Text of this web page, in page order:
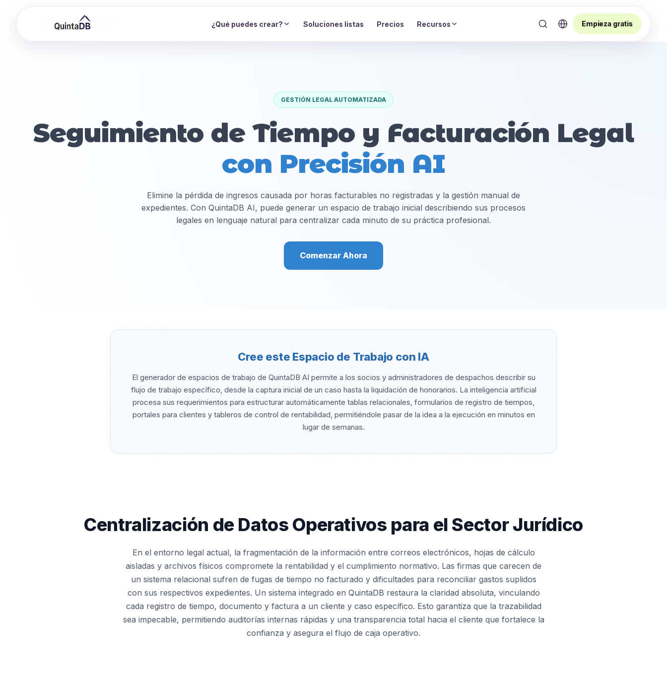
¿Qué puedes crear? Soluciones listas Precios Recursos Empieza gratis
GESTIÓN LEGAL AUTOMATIZADA
Seguimiento de Tiempo y Facturación Legal
con Precisión AI
Elimine la pérdida de ingresos causada por horas facturables no registradas y la gestión manual de
expedientes. Con QuintaDB AI, puede generar un espacio de trabajo inicial describiendo sus procesos
legales en lenguaje natural para centralizar cada minuto de su práctica profesional.
Comenzar Ahora
Cree este Espacio de Trabajo con IA
El generador de espacios de trabajo de QuintaDB AI permite a los socios y administradores de despachos describir su
flujo de trabajo específico, desde la captura inicial de un caso hasta la liquidación de honorarios. La inteligencia artificial
procesa sus requerimientos para estructurar automáticamente tablas relacionales, formularios de registro de tiempos,
portales para clientes y tableros de control de rentabilidad, permitiéndole pasar de la idea a la ejecución en minutos en
lugar de semanas.
Centralización de Datos Operativos para el Sector Jurídico
En el entorno legal actual, la fragmentación de la información entre correos electrónicos, hojas de cálculo
aisladas y archivos físicos compromete la rentabilidad y el cumplimiento normativo. Las firmas que carecen de
un sistema relacional sufren de fugas de tiempo no facturado y dificultades para reconciliar gastos suplidos
con sus respectivos expedientes. Un sistema integrado en QuintaDB restaura la claridad absoluta, vinculando
cada registro de tiempo, documento y factura a un cliente y caso específico. Esto garantiza que la trazabilidad
sea impecable, permitiendo auditorías internas rápidas y una transparencia total hacia el cliente que fortalece la
confianza y asegura el flujo de caja operativo.